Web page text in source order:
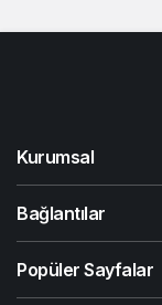
Kurumsal
Bağlantılar
Popüler Sayfalar